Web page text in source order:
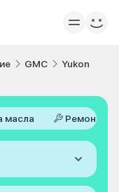
GMC Yukon
масла Ремонт